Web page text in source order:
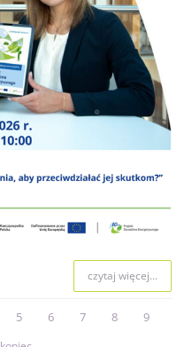
czytaj więcej...
5 6 7 8
9